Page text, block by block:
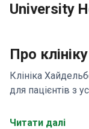
University
Про клініку
Клініка
для пацієнтів з
при
Читати далі